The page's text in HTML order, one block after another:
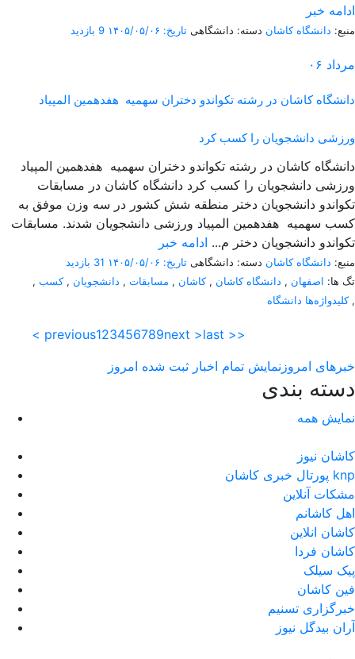
ادامه خبر
منبع: دانشگاه کاشان دسته: دانشگاهی تاریخ: ۱۴۰۵/۰۵/۰۶ 9 بازدید
۰۶ مرداد
دانشگاه کاشان در رشته تکواندو دختران سهمیه هفدهمین المپیاد
ورزشی دانشجویان را کسب کرد
دانشگاه کاشان در رشته تکواندو دختران سهمیه هفدهمین المپیاد
ورزشی دانشجویان را کسب کرد دانشگاه کاشان در مسابقات
تکواندو دانشجویان دختر منطقه شش کشور در سه وزن موفق به
کسب سهمیه هفدهمین المپیاد ورزشی دانشجویان شدند. مسابقات
تکواندو دانشجویان دختر م... ادامه خبر
منبع: دانشگاه کاشان دسته: دانشگاهی تاریخ: ۱۴۰۵/۰۵/۰۶
31 بازدید
تگ ها: اصفهان , دانشگاه کاشان ,کاشان , مسابقات , دانشجویان ,کسب ,
کلیدواژه‌ها دانشگاه,
< previous123456789next >last >>
خبرهای امروز نمایش تمام اخبار ثبت شده امروز
دسته بندی
نمایش همه
کاشان نیوز
پورتال خبری كاشان knp
مشکات آنلاین
اهل کاشانم
کاشان انلاین
کاشان فردا
پیک سیلک
فین کاشان
خبرگزاری تسنیم
آران بیدگل نیوز